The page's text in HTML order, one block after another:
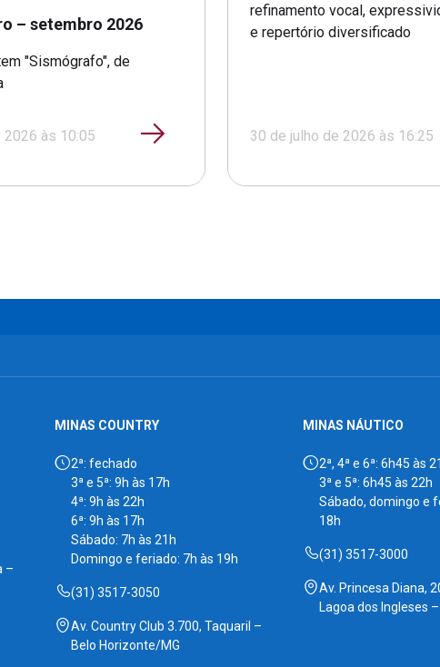
– setembro 2026
"Sismógrafo", de
às 10:05
refinamento vocal,
e repertório diversificado
30 de julho de 2026 às 16:25
–
MINAS COUNTRY
2ª: fechado
3ª e 5ª: 9h às 17h
4ª: 9h às 22h
6ª: 9h às 17h
Sábado: 7h às 21h
Domingo e feriado: 7h às 19h
(31) 3517-3050
Av. Country Club 3.700, Taquaril –
Belo Horizonte/MG
MINAS NÁUTICO
2ª, 4ª e 6ª: 6h45 às
3ª e 5ª: 6h45 às 22h
Sábado, domingo e
18h
(31) 3517-3000
Av. Princesa Diana,
Lagoa dos Ingleses